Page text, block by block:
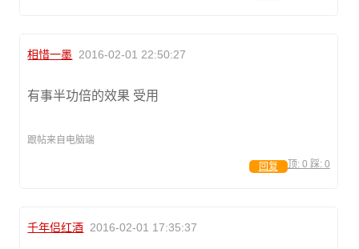
相惜一墨 2016-02-01 22:50:27
有事半功倍的效果 受用
跟帖来自电脑端
顶: 0 踩: 0
回复
千年侣红酒 2016-02-01 17:35:37